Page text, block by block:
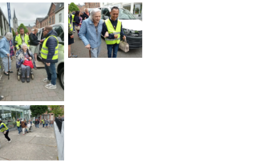
Des bénévoles
au service des
pèlerins des
maisons de
repos
Des bénévoles
au service des
pèlerins des
maisons de
repos
bénévoles
au service des
pèlerins des
maisons de
repos